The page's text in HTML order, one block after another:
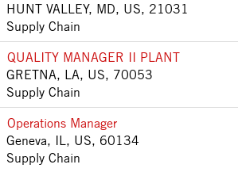
HUNT VALLEY, MD, US, 21031
Supply Chain
QUALITY MANAGER II PLANT
GRETNA, LA, US, 70053
Supply Chain
Operations Manager
Geneva, IL, US, 60134
Supply Chain